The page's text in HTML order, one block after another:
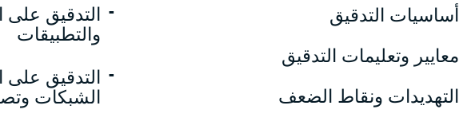
التدقيق على
والتطبيقات
-
التدقيق على
الشبكات
-
أساسيات التدقيق
معايير وتعليمات التدقيق
التهديدات ونقاط الضعف